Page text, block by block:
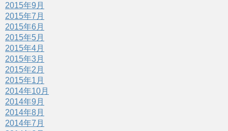
2015年9月
2015年7月
2015年6月
2015年5月
2015年4月
2015年3月
2015年2月
2015年1月
2014年10月
2014年9月
2014年8月
2014年7月